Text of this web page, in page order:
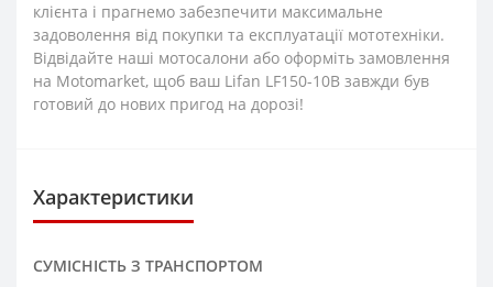
клієнта і прагнемо забезпечити максимальне
задоволення від покупки та експлуатації мототехніки.
Відвідайте наші мотосалони або оформіть замовлення
на Motomarket, щоб ваш Lifan LF150-10B завжди був
готовий до нових пригод на дорозі!
Характеристики
СУМІСНІСТЬ З ТРАНСПОРТОМ